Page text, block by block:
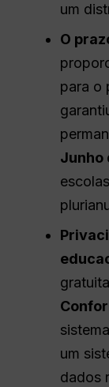
um
O
para o
Junho
um
dados